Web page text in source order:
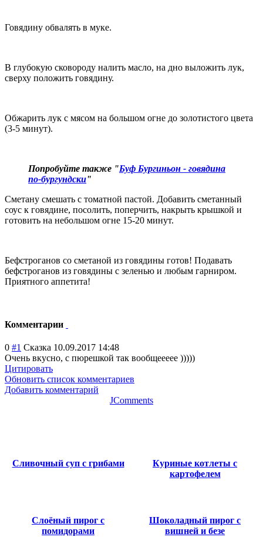
Говядину обвалять в муке.
В глубокую сковороду налить масло, на дно выложить лук,
сверху положить говядину.
Обжарить лук с мясом на большом огне до золотистого цвета
(3-5 минут).
Попробуйте также "Буф Бургиньон - говядина
по-бургундски"
Сметану смешать с томатной пастой. Добавить сметанный
соус к говядине, посолить, поперчить, накрыть крышкой и
готовить на небольшом огне 15-20 минут.
Бефстроганов со сметаной из говядины готов! Подавать
бефстроганов из говядины с зеленью и любым гарниром.
Приятного аппетита!
Комментарии
0 #1 Сказка 10.09.2017 14:48
Очень вкусно, с пюрешкой так вообщеееее )))))
Цитировать
Обновить список комментариев
Добавить комментарий
JComments
Сливочный суп с грибами
Куриные котлеты с
картофелем
Слоёный пирог с
помидорами
Шоколадный пирог с
вишней и безе